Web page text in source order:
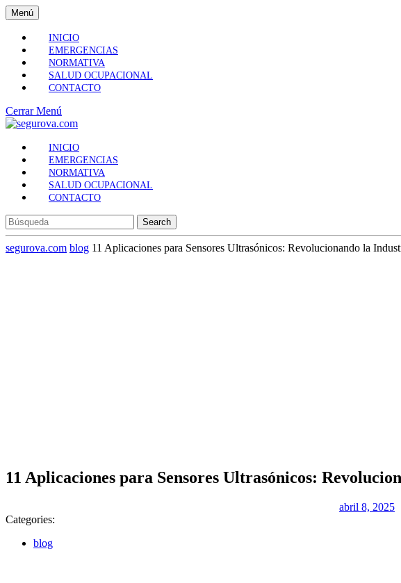
Skip
to
content
Skip
Content
MenúMenú
INICIO
EMERGENCIAS
NORMATIVA
SALUD OCUPACIONAL
CONTACTO
Cerrar Menú
Menú
INICIO
EMERGENCIAS
NORMATIVA
SALUD OCUPACIONAL
CONTACTO
Search
for:
segurova.com blog 11 Aplicaciones para Sensores Ultrasónicos: Revolucionando la
11 Aplicaciones para Sensores Ultrasónicos:
abril 8, 2025
Categories:
blog